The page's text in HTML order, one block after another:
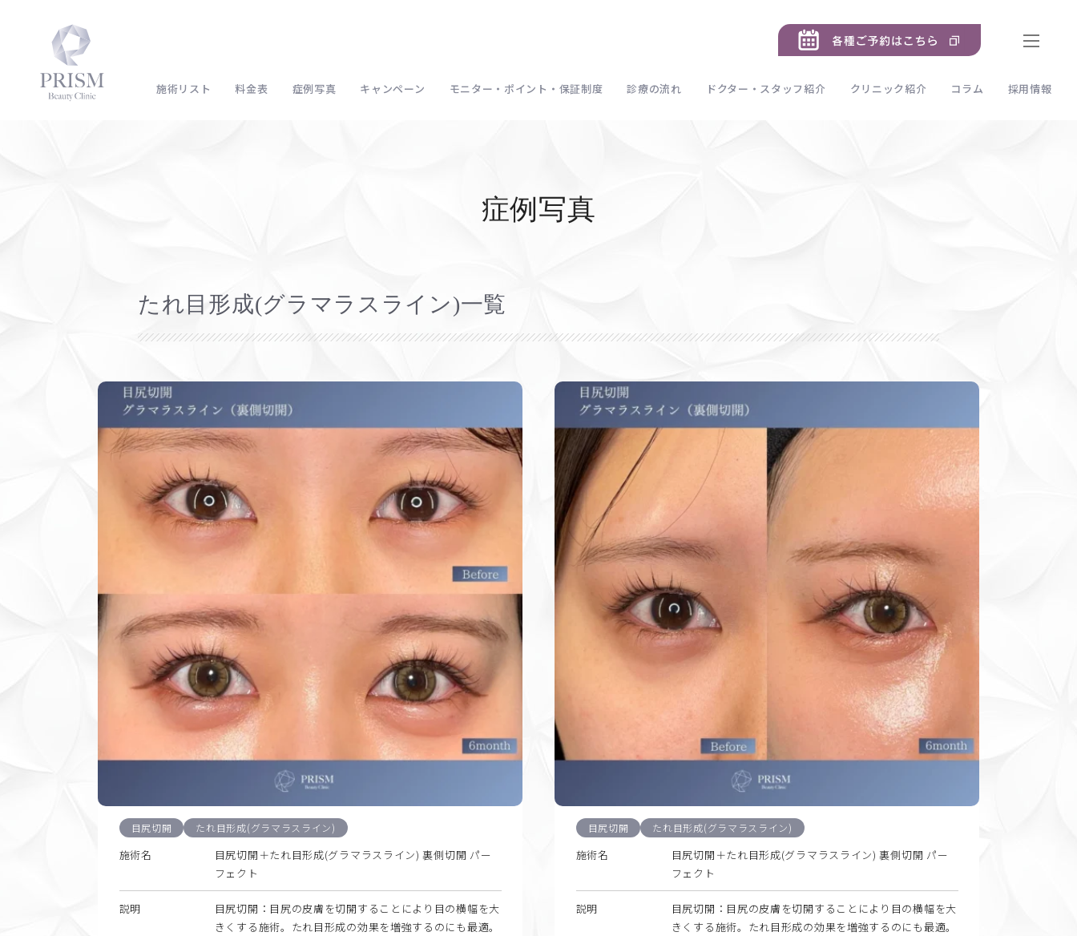
施術リスト 料金表 症例写真 キャンペーン モニター・ポイント・保証制度 診療の流れ ドクター・スタッフ紹介 クリニック紹介 コラム 採用情報
症例写真
たれ目形成(グラマラスライン)一覧
目尻切開 たれ目形成(グラマラスライン)
施術名
目尻切開＋たれ目形成(グラマラスライン) 裏側切開 パー
フェクト
説明
目尻切開：目尻の皮膚を切開することにより目の横幅を大
きくする施術。たれ目形成の効果を増強するのにも最適。
目尻切開 たれ目形成(グラマラスライン)
施術名
目尻切開＋たれ目形成(グラマラスライン) 裏側切開 パー
フェクト
説明
目尻切開：目尻の皮膚を切開することにより目の横幅を大
きくする施術。たれ目形成の効果を増強するのにも最適。